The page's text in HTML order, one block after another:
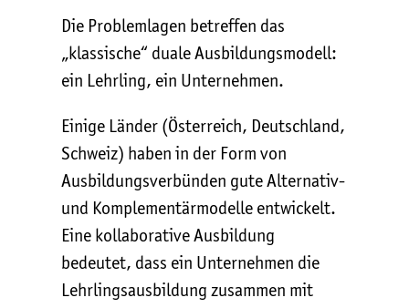
Die Problemlagen betreffen das
„klassische“ duale Ausbildungsmodell:
ein Lehrling, ein Unternehmen.
Einige Länder (Österreich, Deutschland,
Schweiz) haben in der Form von
Ausbildungsverbünden gute Alternativ-
und Komplementärmodelle entwickelt.
Eine kollaborative Ausbildung
bedeutet, dass ein Unternehmen die
Lehrlingsausbildung zusammen mit